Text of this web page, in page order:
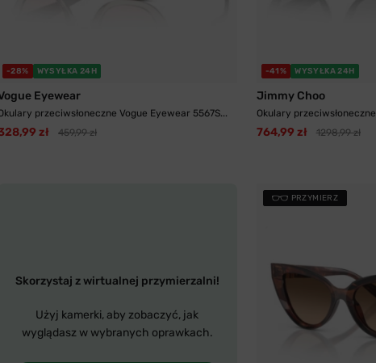
-28% WYSYŁKA 24H
Eyewear
przeciwsłoneczne Vogue Eyewear 5567S...
zł 459,99 zł
-41% WYSYŁKA 24H
Jimmy Choo
Okulary
764,99 zł 1298,99 zł
Skorzystaj z wirtualnej przymierzalni!
Użyj kamerki, aby zobaczyć, jak
wyglądasz w wybranych oprawkach.
PRZYMIERZ